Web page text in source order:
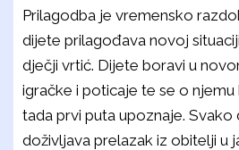
Prilagodba je vremensko
dijete prilagođava novoj
dječji vrtić. Dijete boravi u
igračke i poticaje te se o
tada prvi puta upoznaje. Svako
doživljava prelazak iz obitelji u